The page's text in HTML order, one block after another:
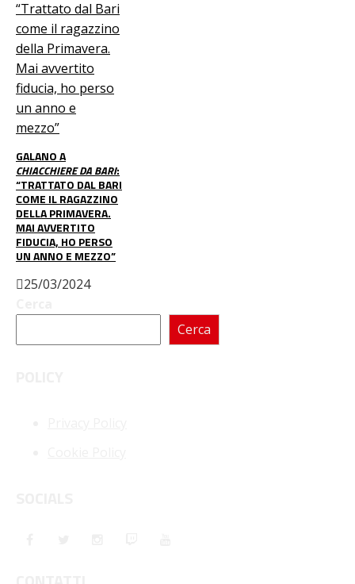
GALANO A
CHIACCHIERE DA BARI:
“TRATTATO DAL BARI
COME IL RAGAZZINO
DELLA PRIMAVERA.
MAI AVVERTITO
FIDUCIA, HO PERSO
UN ANNO E MEZZO”
25/03/2024
Cerca